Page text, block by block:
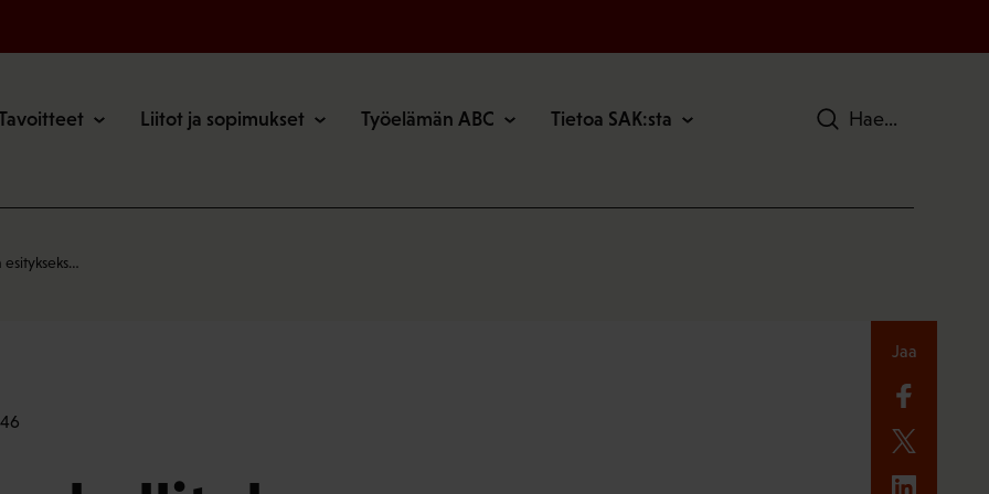
Liitot ja sopimukset Työelämän ABC Tietoa SAK:sta Hae
Jaa